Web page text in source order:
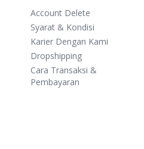
Account Delete
Syarat & Kondisi
Karier Dengan Kami
Dropshipping
Cara Transaksi &
Pembayaran